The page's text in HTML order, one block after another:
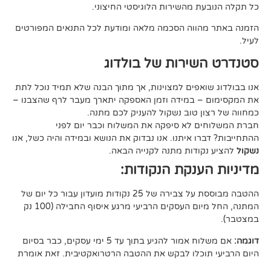
מהשירות הלוגיסטי החיצוני.
הסכמה מלאה ומודעת לכל התנאים המפורטים
של בולדוג
למצוינות, אך מתוך הבנה שלא תמיד נוכל לתת
במידה וזמן האספקה יתארך מעבר לרף שהצבנו –
טוב נשקול להעניק לכם מתנה.
לא סיפקה את המשלוח וכבר יום לפני
איתנו. אנו נבדוק את הנושא ובמידה והיה כשל, אנו
מתנה לקנייה הבאה.
הנקודות:
ההטבה מבוססת על צבירה של 25 נקודות מועדון עבור כל יום של
המתנה, החל מיום העסקים הרביעי מרגע איסוף החבילה (100 נק
אם משלוח אמור להגיע בתוך עד 5 ימי עסקים, כבר בסיום
לבקש את ההטבה הרטרואקטיבית. זאת אומרת